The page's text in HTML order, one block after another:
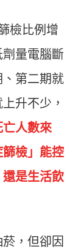
檢比例增
量電腦斷
第二期就
升不少，
人數來
檢」能控
是生活飲
，但卻因